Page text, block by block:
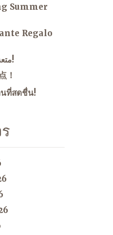
Summer
Regalo
متعة صيفية منعشة!
！
ที่สดชื่น!